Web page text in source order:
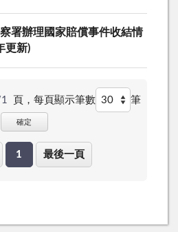
署辦理國家賠償事件收結情
更新)
頁， 每頁顯示筆數 筆
確定
1 最後一頁